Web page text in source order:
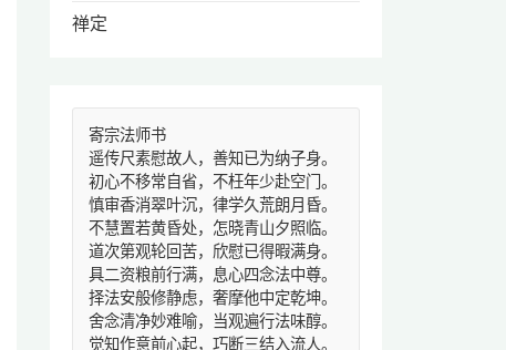
禅定
寄宗法师书
遥传尺素慰故人，善知已为纳子身。
初心不移常自省，不枉年少赴空门。
慎审香消翠叶沉，律学久荒朗月昏。
不慧置若黄昏处，怎晓青山夕照临。
道次第观轮回苦，欣慰已得暇满身。
具二资粮前行满，息心四念法中尊。
择法安般修静虑，奢摩他中定乾坤。
舍念清净妙难喻，当观遍行法味醇。
觉知作意前心起，巧断三结入流人。